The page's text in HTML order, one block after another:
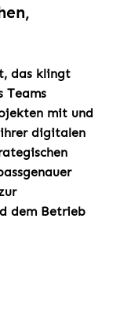
das klingt
Teams
mit und
digitalen
dem Betrieb